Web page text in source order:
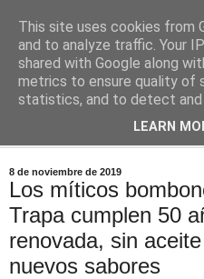
Comoju
La Cocina del Día a Día y el
8 de noviembre de 2019
Los míticos
Trapa cumplen 50
renovada, sin
nuevos sabores
This site uses cookies from
and to analyze traffic. Your
shared with Google along
metrics to ensure quality of
statistics, and to detect and
LEARN